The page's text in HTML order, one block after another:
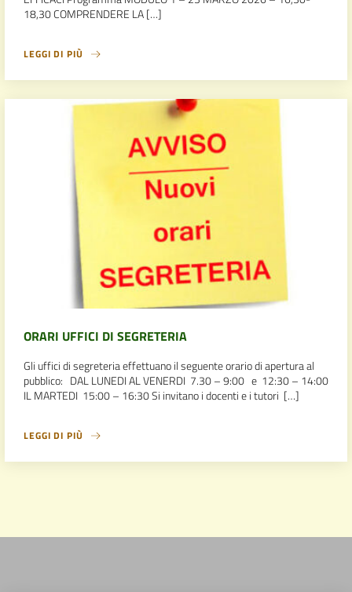
18,30 COMPRENDERE LA […]
LEGGI DI PIÙ
ORARI UFFICI DI SEGRETERIA
Gli uffici di segreteria effettuano il seguente orario di apertura al
pubblico: DAL LUNEDI AL VENERDI 7.30 – 9:00 e 12:30 – 14:00
IL MARTEDI 15:00 – 16:30 Si invitano i docenti e i tutori […]
LEGGI DI PIÙ